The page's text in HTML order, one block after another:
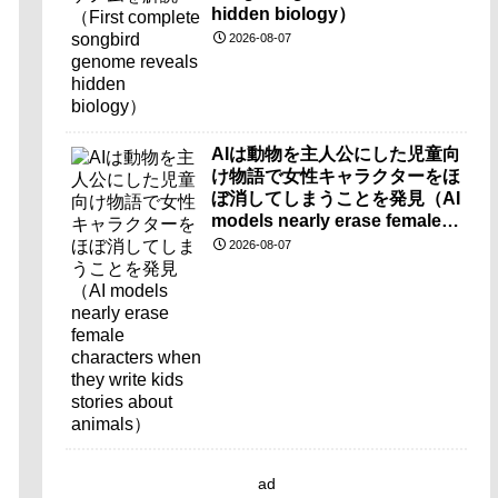
hidden biology）
2026-08-07
AIは動物を主人公にした児童向
け物語で女性キャラクターをほ
ぼ消してしまうことを発見（AI
models nearly erase female
characters when they write
2026-08-07
ad